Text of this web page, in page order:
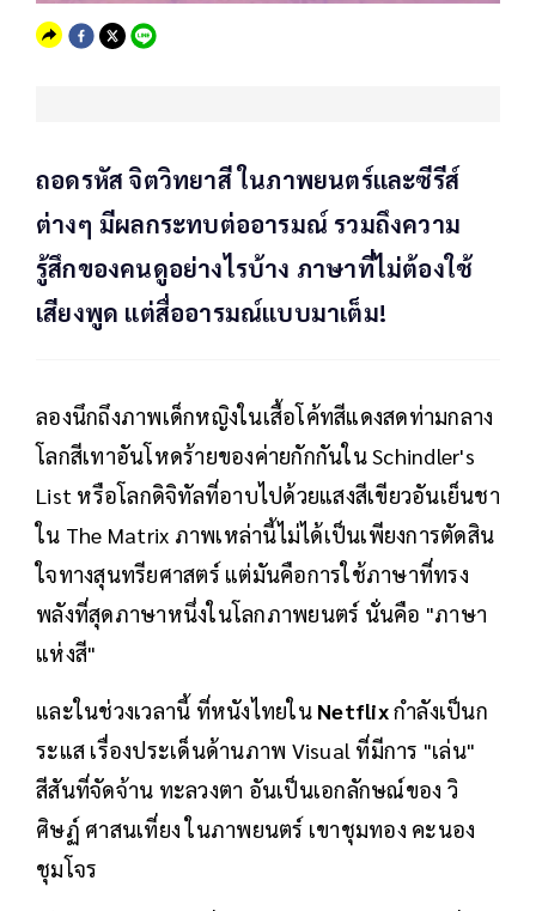
ถอดรหัส จิตวิทยาสี ในภาพยนตร์และซีรีส์
ต่างๆ มีผลกระทบต่ออารมณ์ รวมถึงความ
รู้สึกของคนดูอย่างไรบ้าง ภาษาที่ไม่ต้องใช้
เสียงพูด แต่สื่ออารมณ์แบบมาเต็ม!
ลองนึกถึงภาพเด็กหญิงในเสื้อโค้ทสีแดงสดท่ามกลาง
โลกสีเทาอันโหดร้ายของค่ายกักกันใน Schindler's
List หรือโลกดิจิทัลที่อาบไปด้วยแสงสีเขียวอันเย็นชา
ใน The Matrix ภาพเหล่านี้ไม่ได้เป็นเพียงการตัดสิน
ใจทางสุนทรียศาสตร์ แต่มันคือการใช้ภาษาที่ทรง
พลังที่สุดภาษาหนึ่งในโลกภาพยนตร์ นั่นคือ "ภาษา
แห่งสี"
และในช่วงเวลานี้ ที่หนังไทยใน Netflixกำลังเป็นก
ระแส เรื่องประเด็นด้านภาพ Visual ที่มีการ "เล่น"
สีสันที่จัดจ้าน ทะลวงตา อันเป็นเอกลักษณ์ของ วิ
ศิษฏ์ ศาสนเที่ยง ในภาพยนตร์ เขาชุมทอง คะนอง
ชุมโจร